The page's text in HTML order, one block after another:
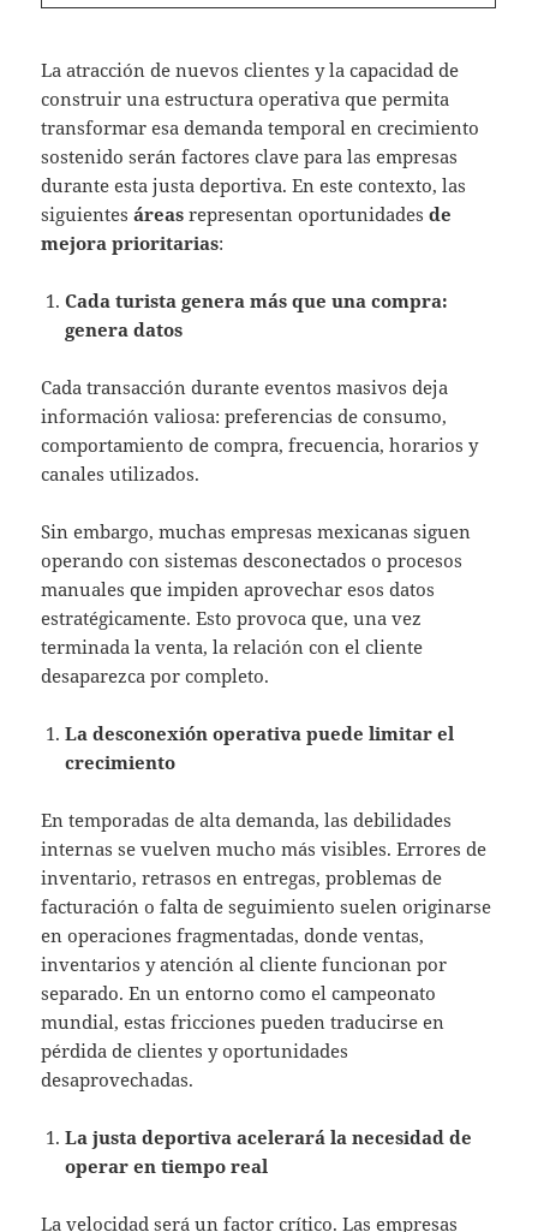
La atracción de nuevos clientes y la capacidad de
construir una estructura operativa que permita
transformar esa demanda temporal en crecimiento
sostenido serán factores clave para las empresas
durante esta justa deportiva. En este contexto, las
siguientesáreas representan oportunidadesde
mejora prioritarias:
Cada turista genera más que una compra:
genera datos
Cada transacción durante eventos masivos deja
información valiosa: preferencias de consumo,
comportamiento de compra, frecuencia, horarios y
canales utilizados.
Sin embargo, muchas empresas mexicanas siguen
operando con sistemas desconectados o procesos
manuales que impiden aprovechar esos datos
estratégicamente. Esto provoca que, una vez
terminada la venta, la relación con el cliente
desaparezca por completo.
La desconexión operativa puede limitar el
crecimiento
En temporadas de alta demanda, las debilidades
internas se vuelven mucho más visibles. Errores de
inventario, retrasos en entregas, problemas de
facturación o falta de seguimiento suelen originarse
en operaciones fragmentadas, donde ventas,
inventarios y atención al cliente funcionan por
separado. En un entorno como el campeonato
mundial, estas fricciones pueden traducirse en
pérdida de clientes y oportunidades
desaprovechadas.
La justa deportiva acelerará la necesidad de
operar en tiempo real
La velocidad será un factor crítico. Las empresas